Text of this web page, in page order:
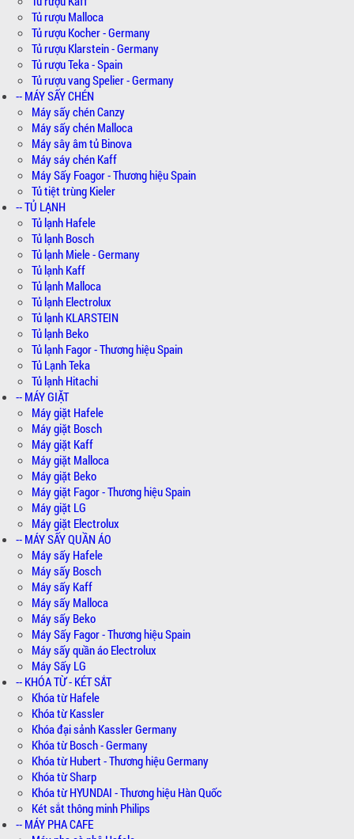
Tủ rượu Malloca
Tủ rượu Kocher - Germany
Tủ rượu Klarstein - Germany
Tủ rượu Teka - Spain
Tủ rượu vang Spelier - Germany
-- MÁY SẤY CHÉN
Máy sấy chén Canzy
Máy sấy chén Malloca
Máy sây âm tủ Binova
Máy sáy chén Kaff
Máy Sấy Foagor - Thương hiệu Spain
Tủ tiệt trùng Kieler
-- TỦ LẠNH
Tủ lạnh Hafele
Tủ lạnh Bosch
Tủ lạnh Miele - Germany
Tủ lạnh Kaff
Tủ lạnh Malloca
Tủ lạnh Electrolux
Tủ lạnh KLARSTEIN
Tủ lạnh Beko
Tủ lạnh Fagor - Thương hiệu Spain
Tủ Lạnh Teka
Tủ lạnh Hitachi
-- MÁY GIẶT
Máy giặt Hafele
Máy giặt Bosch
Máy giặt Kaff
Máy giặt Malloca
Máy giặt Beko
Máy giặt Fagor - Thương hiệu Spain
Máy giặt LG
Máy giặt Electrolux
-- MÁY SẤY QUẦN ÁO
Máy sấy Hafele
Máy sấy Bosch
Máy sấy Kaff
Máy sấy Malloca
Máy sấy Beko
Máy Sấy Fagor - Thương hiệu Spain
Máy sấy quần áo Electrolux
Máy Sấy LG
-- KHÓA TỪ - KÉT SẮT
Khóa từ Hafele
Khóa từ Kassler
Khóa đại sảnh Kassler Germany
Khóa từ Bosch - Germany
Khóa từ Hubert - Thương hiệu Germany
Khóa từ Sharp
Khóa từ HYUNDAI - Thương hiệu Hàn Quốc
Két sắt thông minh Philips
-- MÁY PHA CAFE